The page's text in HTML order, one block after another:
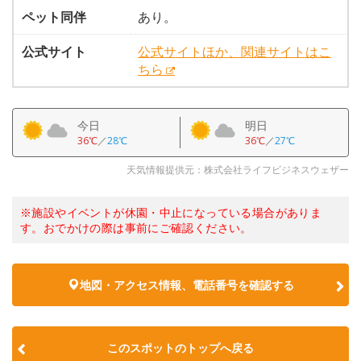
ペット同伴
あり。
公式サイト
公式サイトほか、関連サイトはこ
ちら
今日
36℃／28℃
明日
36℃／27℃
天気情報提供元：株式会社ライフビジネスウェザー
※施設やイベントが休園・中止になっている場合がありま
す。おでかけの際は事前にご確認ください。
地図・アクセス情報、電話番号を確認する
このスポットのトップへ戻る